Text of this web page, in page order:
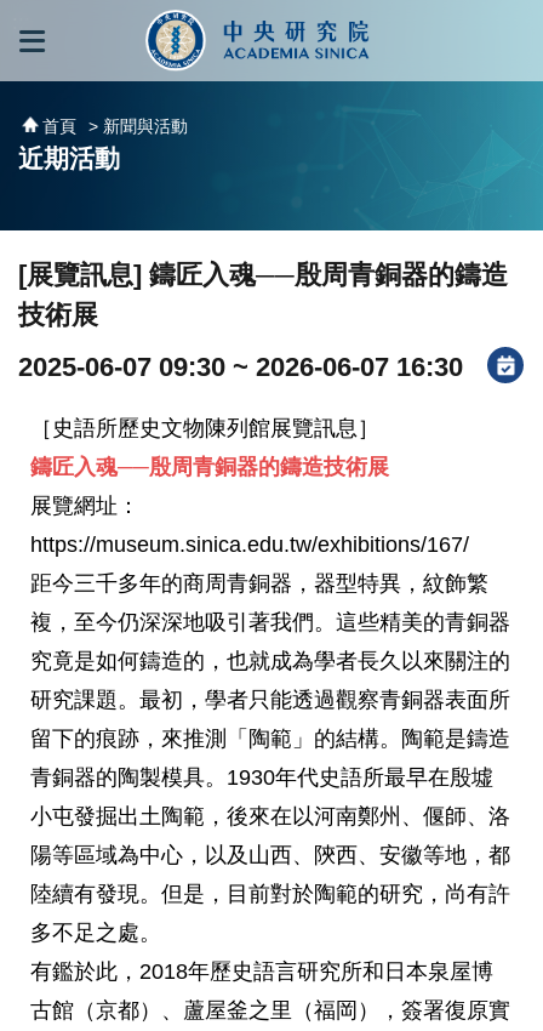
跳到主要內容區塊
首頁 > 新聞與活動
近期活動
[展覽訊息] 鑄匠入魂──殷周青銅器的鑄造
技術展
2025-06-07 09:30 ~ 2026-06-07 16:30
［史語所歷史文物陳列館展覽訊息］
鑄匠入魂──殷周青銅器的鑄造技術展
展覽網址：
https://museum.sinica.edu.tw/exhibitions/167/
距今三千多年的商周青銅器，器型特異，紋飾繁
複，至今仍深深地吸引著我們。這些精美的青銅器
究竟是如何鑄造的，也就成為學者長久以來關注的
研究課題。最初，學者只能透過觀察青銅器表面所
留下的痕跡，來推測「陶範」的結構。陶範是鑄造
青銅器的陶製模具。1930年代史語所最早在殷墟
小屯發掘出土陶範，後來在以河南鄭州、偃師、洛
陽等區域為中心，以及山西、陝西、安徽等地，都
陸續有發現。但是，目前對於陶範的研究，尚有許
多不足之處。
有鑑於此，2018年歷史語言研究所和日本泉屋博
古館（京都）、蘆屋釜之里（福岡），簽署復原實